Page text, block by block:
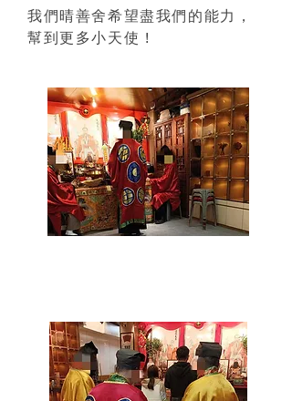
我們晴善舍希望盡我們的能力，
幫到更多小天使 !